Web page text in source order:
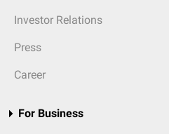
Investor Relations
Press
Career
For Business